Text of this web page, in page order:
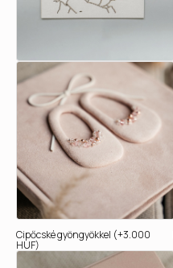
Cipőcské gyöngyökkel (+3.000
HUF)